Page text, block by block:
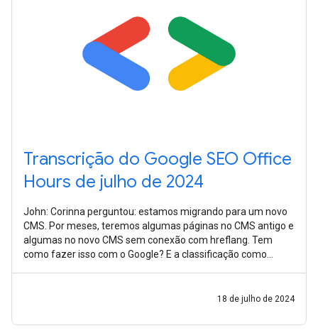
Transcrição do Google SEO Office
Hours de julho de 2024
John: Corinna perguntou: estamos migrando para um novo
CMS. Por meses, teremos algumas páginas no CMS antigo e
algumas no novo CMS sem conexão com hreflang. Tem
como fazer isso com o Google? E a classificação como
18 de julho de 2024